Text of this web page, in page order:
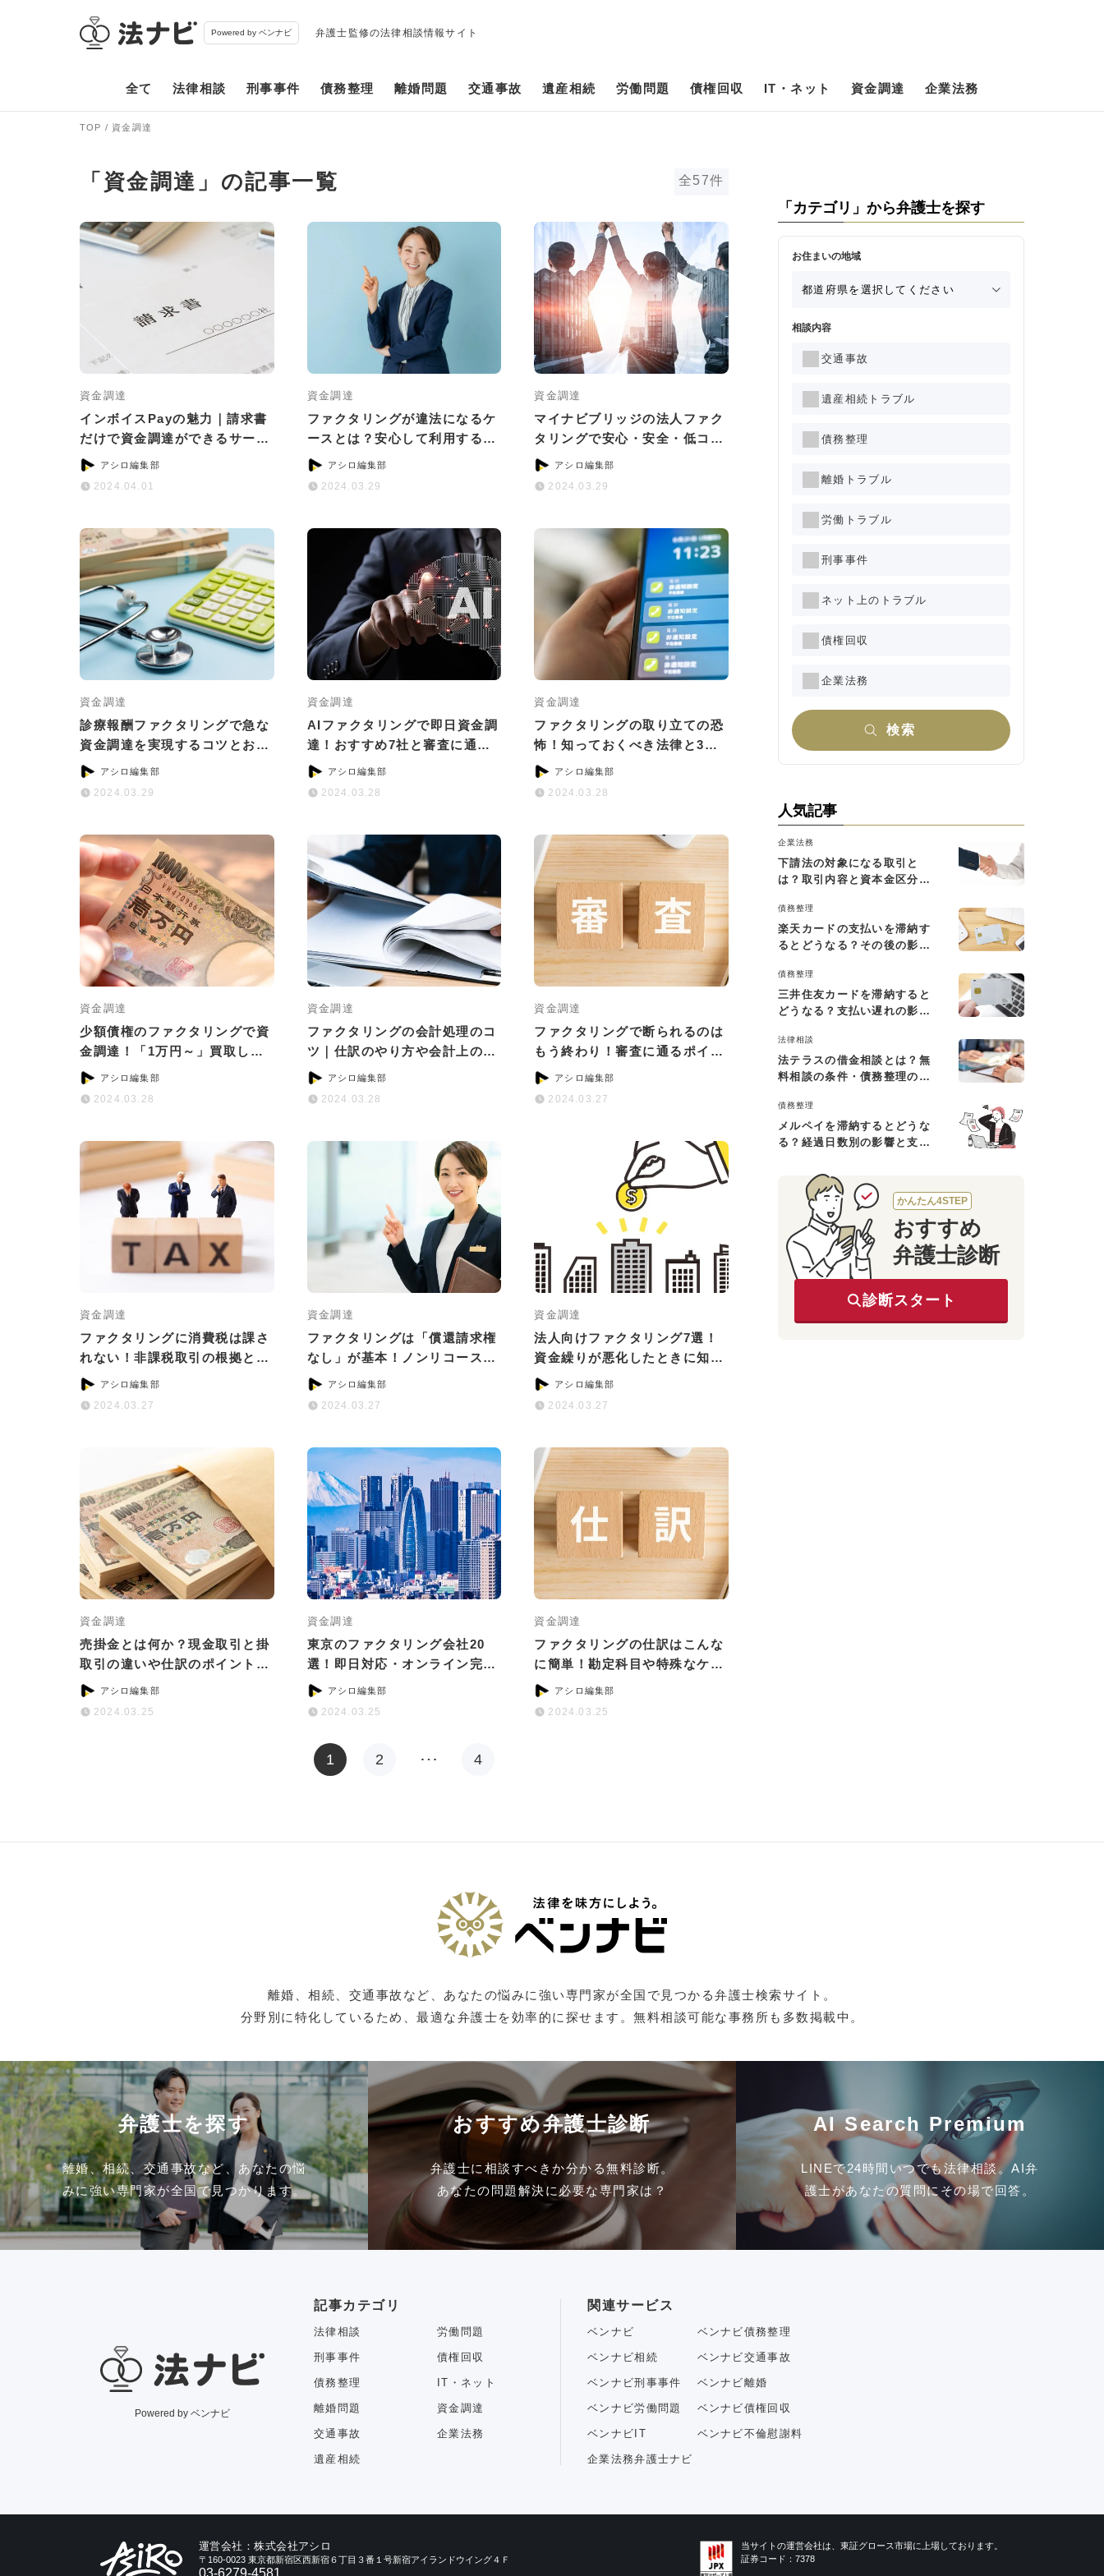
Powered by ベンナビ 弁護士監修の法律相談情報サイト
全て 法律相談 刑事事件 債務整理 離婚問題 交通事故 遺産相続 労働問題 債権回収 IT・ネット 資金調達 企業法務
TOP 資金調達
「資金調達」の記事一覧 全57件
資金調達
インボイスPayの魅力｜請求書
だけで資金調達ができるサービ
スとは？
アシロ編集部
2024.04.01
資金調達
ファクタリングが違法になるケ
ースとは？安心して利用する6
つのポイント
アシロ編集部
2024.03.29
資金調達
マイナビブリッジの法人ファク
タリングで安心・安全・低コス
トの資金調達！
アシロ編集部
2024.03.29
資金調達
診療報酬ファクタリングで急な
資金調達を実現するコツとおす
すめサービス
アシロ編集部
2024.03.29
資金調達
AIファクタリングで即日資金調
達！おすすめ7社と審査に通る
ためのコツ
アシロ編集部
2024.03.28
資金調達
ファクタリングの取り立ての恐
怖！知っておくべき法律と3つ
の対処法
アシロ編集部
2024.03.28
資金調達
少額債権のファクタリングで資
金調達！「1万円～」買取して
いるサービス5選
アシロ編集部
2024.03.28
資金調達
ファクタリングの会計処理のコ
ツ｜仕訳のやり方や会計上の注
意点について
アシロ編集部
2024.03.28
資金調達
ファクタリングで断られるのは
もう終わり！審査に通るポイン
トと通過率が高い会社5選
アシロ編集部
2024.03.27
資金調達
ファクタリングに消費税は課さ
れない！非課税取引の根拠と計
算ポイント
アシロ編集部
2024.03.27
資金調達
ファクタリングは「償還請求権
なし」が基本！ノンリコースで
おすすめのサービス5選
アシロ編集部
2024.03.27
資金調達
法人向けファクタリング7選！
資金繰りが悪化したときに知っ
ておきたいこと
アシロ編集部
2024.03.27
資金調達
売掛金とは何か？現金取引と掛
取引の違いや仕訳のポイントを
紹介アシロ編集部
2024.03.25
資金調達
東京のファクタリング会社20
選！即日対応・オンライン完結
など目的別に紹介
アシロ編集部
2024.03.25
資金調達
ファクタリングの仕訳はこんな
に簡単！勘定科目や特殊なケー
スの対処法を解説
アシロ編集部
2024.03.25
1 2 … 4
「カテゴリ」から弁護士を探す
お住まいの地域
相談内容
交通事故
遺産相続トラブル
債務整理
離婚トラブル
労働トラブル
刑事事件
ネット上のトラブル
債権回収
企業法務
検索
人気記事
企業法務
下請法の対象になる取引と
は？取引内容と資本金区分に
債務整理
楽天カードの支払いを滞納す
るとどうなる？その後の影響
債務整理
三井住友カードを滞納すると
どうなる？支払い遅れの影響
法律相談
法テラスの借金相談とは？無
料相談の条件・債務整理の費
債務整理
メルペイを滞納するとどうな
る？経過日数別の影響と支払
かんたん4STEP
おすすめ
弁護士診断
診断スタート
離婚、相続、交通事故など、あなたの悩みに強い専門家が全国で見つかる弁護士検索サイト。
分野別に特化しているため、最適な弁護士を効率的に探せます。無料相談可能な事務所も多数掲載中。
弁護士を探す
離婚、相続、交通事故など、あなたの悩
みに強い専門家が全国で見つかります。
おすすめ弁護士診断
弁護士に相談すべきか分かる無料診断。
あなたの問題解決に必要な専門家は？
AI Search Premium
LINEで24時間いつでも法律相談。AI弁
護士があなたの質問にその場で回答。
Powered by ベンナビ
記事カテゴリ
法律相談 労働問題
刑事事件 債権回収
債務整理 IT・ネット
離婚問題 資金調達
交通事故 企業法務
遺産相続
関連サービス
ベンナビ ベンナビ債務整理
ベンナビ相続 ベンナビ交通事故
ベンナビ刑事事件 ベンナビ離婚
ベンナビ労働問題 ベンナビ債権回収
ベンナビIT ベンナビ不倫慰謝料
企業法務弁護士ナビ
運営会社：株式会社アシロ
〒160-0023 東京都新宿区西新宿６丁目３番１号新宿アイランドウイング４Ｆ
03-6279-4581
当サイトの運営会社は、東証グロース市場に上場しております。
証券コード：7378